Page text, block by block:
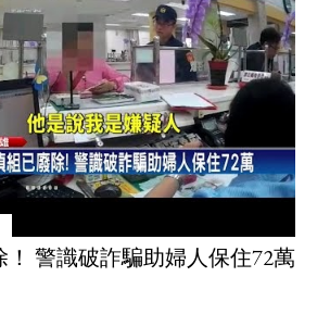
警識破詐騙助婦人保住72萬